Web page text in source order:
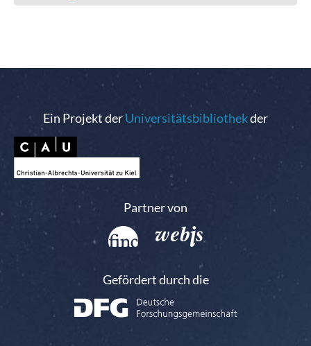
Ein Projekt derUniversitätsbibliothekder
Partner von
Gefördert durch die